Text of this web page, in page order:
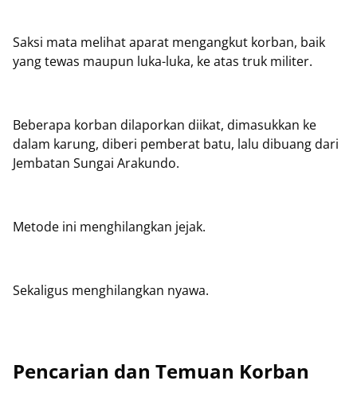
Saksi mata melihat aparat mengangkut korban, baik
yang tewas maupun luka-luka, ke atas truk militer.
Beberapa korban dilaporkan diikat, dimasukkan ke
dalam karung, diberi pemberat batu, lalu dibuang dari
Jembatan Sungai Arakundo.
Metode ini menghilangkan jejak.
Sekaligus menghilangkan nyawa.
Pencarian dan Temuan Korban